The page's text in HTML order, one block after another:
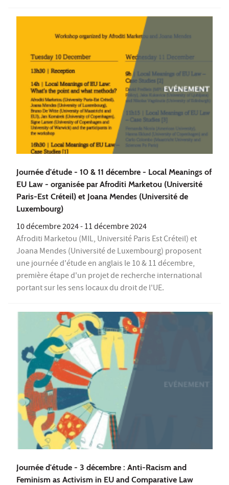
Journée d'étude - 10 & 11 décembre - Local Meanings of
EU Law - organisée par Afroditi Marketou (Université
Paris-Est Créteil) et Joana Mendes (Université de
Luxembourg)
10 décembre 2024-11 décembre 2024
Afroditi Marketou (MIL, Université Paris Est Créteil) et
Joana Mendes (Université de Luxembourg) proposent
une journée d'étude en anglais le 10 & 11 décembre,
première étape d'un projet de recherche international
portant sur les sens locaux du droit de l'UE.
Journée d'étude - 3 décembre : Anti-Racism and
Feminism as Activism in EU and Comparative Law